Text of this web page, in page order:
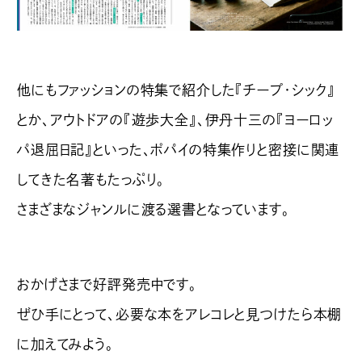
他にもファッションの特集で紹介した『チープ・シック』
とか、アウトドアの『遊歩大全』、伊丹十三の『ヨーロッ
パ退屈日記』といった、ポパイの特集作りと密接に関連
してきた名著もたっぷり。
さまざまなジャンルに渡る選書となっています。
おかげさまで好評発売中です。
ぜひ手にとって、必要な本をアレコレと見つけたら本棚
に加えてみよう。